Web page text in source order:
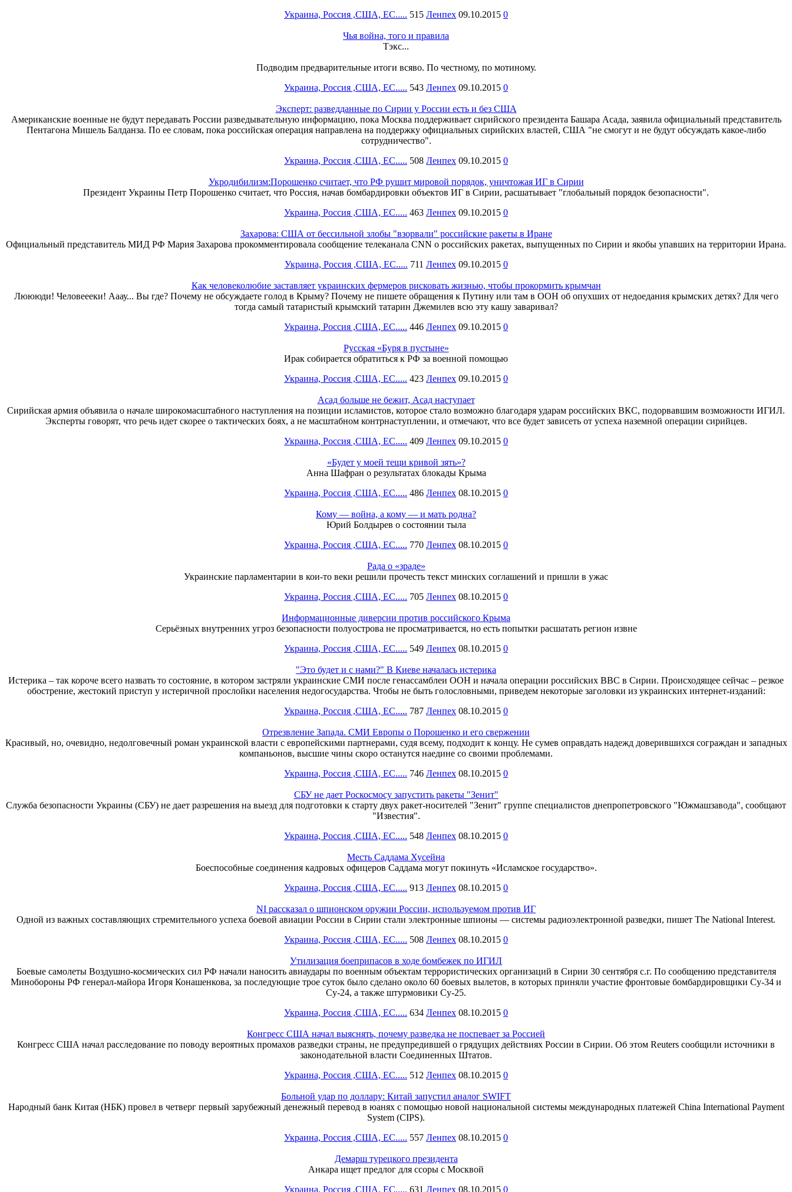
Украина, Россия ,США, ЕС..... 515 Ленпех 09.10.2015 0
Чья война, того и правила
Тэкс...
Подводим предварительные итоги всяво. По честному, по мотиному.
Украина, Россия ,США, ЕС..... 543 Ленпех 09.10.2015 0
Эксперт: разведданные по Сирии у России есть и без США
Американские военные не будут передавать России разведывательную информацию, пока Москва поддерживает сирийского президента Башара Асада, заявила официальный представитель
Пентагона Мишель Балданза. По ее словам, пока российская операция направлена на поддержку официальных сирийских властей, США "не смогут и не будут обсуждать какое-либо
сотрудничество".
Украина, Россия ,США, ЕС..... 508 Ленпех 09.10.2015 0
Укродибилизм:Порошенко считает, что РФ рушит мировой порядок, уничтожая ИГ в Сирии
Президент Украины Петр Порошенко считает, что Россия, начав бомбардировки объектов ИГ в Сирии, расшатывает "глобальный порядок безопасности".
Украина, Россия ,США, ЕС..... 463 Ленпех 09.10.2015 0
Захарова: США от бессильной злобы "взорвали" российские ракеты в Иране
Официальный представитель МИД РФ Мария Захарова прокомментировала сообщение телеканала CNN о российских ракетах, выпущенных по Сирии и якобы упавших на территории Ирана.
Украина, Россия ,США, ЕС..... 711 Ленпех 09.10.2015 0
Как человеколюбие заставляет украинских фермеров рисковать жизнью, чтобы прокормить крымчан
Люююди! Человеееки! Ааау... Вы где? Почему не обсуждаете голод в Крыму? Почему не пишете обращения к Путину или там в ООН об опухших от недоедания крымских детях? Для чего
тогда самый татаристый крымский татарин Джемилев всю эту кашу заваривал?
Украина, Россия ,США, ЕС..... 446 Ленпех 09.10.2015 0
Русская «Буря в пустыне»
Ирак собирается обратиться к РФ за военной помощью
Украина, Россия ,США, ЕС..... 423 Ленпех 09.10.2015 0
Асад больше не бежит, Асад наступает
Сирийская армия объявила о начале широкомасштабного наступления на позиции исламистов, которое стало возможно благодаря ударам российских ВКС, подорвавшим возможности ИГИЛ.
Эксперты говорят, что речь идет скорее о тактических боях, а не масштабном контрнаступлении, и отмечают, что все будет зависеть от успеха наземной операции сирийцев.
Украина, Россия ,США, ЕС..... 409 Ленпех 09.10.2015 0
«Будет у моей тещи кривой зять»?
Анна Шафран о результатах блокады Крыма
Украина, Россия ,США, ЕС..... 486 Ленпех 08.10.2015 0
Кому — война, а кому — и мать родна?
Юрий Болдырев о состоянии тыла
Украина, Россия ,США, ЕС..... 770 Ленпех 08.10.2015 0
Рада о «зраде»
Украинские парламентарии в кои-то веки решили прочесть текст минских соглашений и пришли в ужас
Украина, Россия ,США, ЕС..... 705 Ленпех 08.10.2015 0
Информационные диверсии против российского Крыма
Серьёзных внутренних угроз безопасности полуострова не просматривается, но есть попытки расшатать регион извне
Украина, Россия ,США, ЕС..... 549 Ленпех 08.10.2015 0
"Это будет и с нами?" В Киеве началась истерика
Истерика – так короче всего назвать то состояние, в котором застряли украинские СМИ после генассамблеи ООН и начала операции российских ВВС в Сирии. Происходящее сейчас – резкое
обострение, жестокий приступ у истеричной прослойки населения недогосударства. Чтобы не быть голословными, приведем некоторые заголовки из украинских интернет-изданий:
Украина, Россия ,США, ЕС..... 787 Ленпех 08.10.2015 0
Отрезвление Запада. СМИ Европы о Порошенко и его свержении
Красивый, но, очевидно, недолговечный роман украинской власти с европейскими партнерами, судя всему, подходит к концу. Не сумев оправдать надежд доверившихся сограждан и западных
компаньонов, высшие чины скоро останутся наедине со своими проблемами.
Украина, Россия ,США, ЕС..... 746 Ленпех 08.10.2015 0
СБУ не дает Роскосмосу запустить ракеты "Зенит"
Служба безопасности Украины (СБУ) не дает разрешения на выезд для подготовки к старту двух ракет-носителей "Зенит" группе специалистов днепропетровского "Южмашзавода", сообщают
"Известия".
Украина, Россия ,США, ЕС..... 548 Ленпех 08.10.2015 0
Месть Саддама Хусейна
Боеспособные соединения кадровых офицеров Саддама могут покинуть «Исламское государство».
Украина, Россия ,США, ЕС..... 913 Ленпех 08.10.2015 0
NI рассказал о шпионском оружии России, используемом против ИГ
Одной из важных составляющих стремительного успеха боевой авиации России в Сирии стали электронные шпионы — системы радиоэлектронной разведки, пишет The National Interest.
Украина, Россия ,США, ЕС..... 508 Ленпех 08.10.2015 0
Утилизация боеприпасов в ходе бомбежек по ИГИЛ
Боевые самолеты Воздушно-космических сил РФ начали наносить авиаудары по военным объектам террористических организаций в Сирии 30 сентября с.г. По сообщению представителя
Минобороны РФ генерал-майора Игоря Конашенкова, за последующие трое суток было сделано около 60 боевых вылетов, в которых приняли участие фронтовые бомбардировщики Су-34 и
Су-24, а также штурмовики Су-25.
Украина, Россия ,США, ЕС..... 634 Ленпех 08.10.2015 0
Конгресс США начал выяснять, почему разведка не поспевает за Россией
Конгресс США начал расследование по поводу вероятных промахов разведки страны, не предупредившей о грядущих действиях России в Сирии. Об этом Reuters сообщили источники в
законодательной власти Соединенных Штатов.
Украина, Россия ,США, ЕС..... 512 Ленпех 08.10.2015 0
Больной удар по доллару: Китай запустил аналог SWIFT
Народный банк Китая (НБК) провел в четверг первый зарубежный денежный перевод в юанях с помощью новой национальной системы международных платежей China International Payment
System (CIPS).
Украина, Россия ,США, ЕС..... 557 Ленпех 08.10.2015 0
Демарш турецкого президента
Анкара ищет предлог для ссоры с Москвой
Украина, Россия ,США, ЕС..... 631 Ленпех 08.10.2015 0